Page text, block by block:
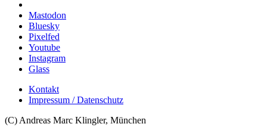
Mastodon
Bluesky
Pixelfed
Youtube
Instagram
Glass
Kontakt
Impressum / Datenschutz
(C) Andreas Marc Klingler, München